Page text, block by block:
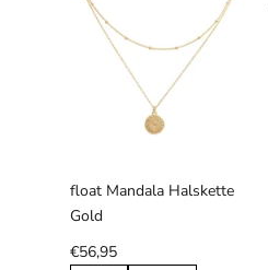
float Mandala Halskette
Gold
€56,95